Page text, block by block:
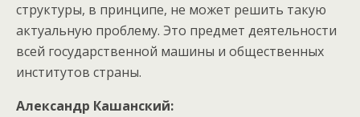
структуры, в принципе, не может решить такую
актуальную проблему. Это предмет деятельности
всей государственной машины и общественных
институтов страны.
Александр Кашанский: